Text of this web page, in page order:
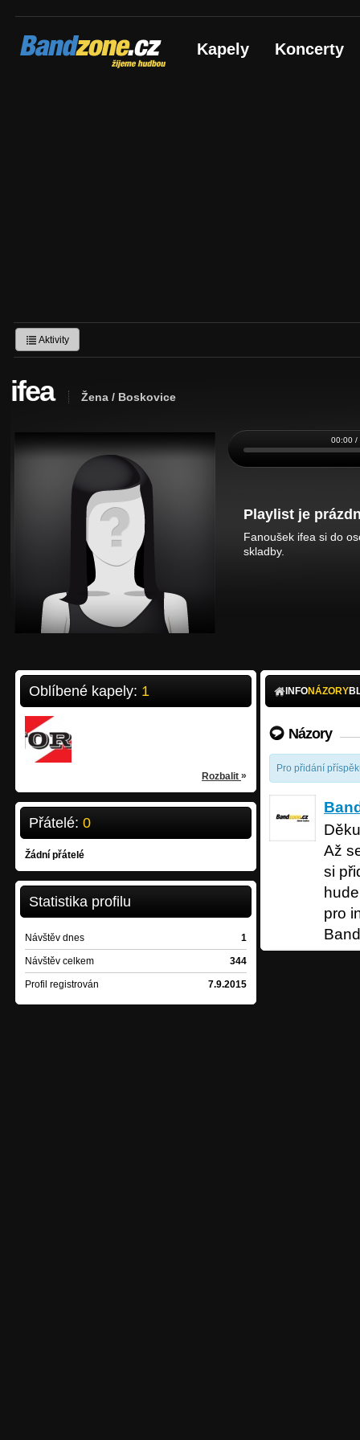
Bandzone.cz
žijeme hudbou Kapely Koncerty
Aktivity
ifea Žena / Boskovice
00:00 /
Playlist je
Fanoušek ifea si do
skladby.
Oblíbené kapely: 1
Rozbalit »
Přátelé: 0
Žádní přátelé
Statistika profilu
Návštěv dnes 1
Návštěv celkem 344
Profil registrován 7.9.2015
INFONÁZORY
Názory
Pro přidání
Až
si
pro